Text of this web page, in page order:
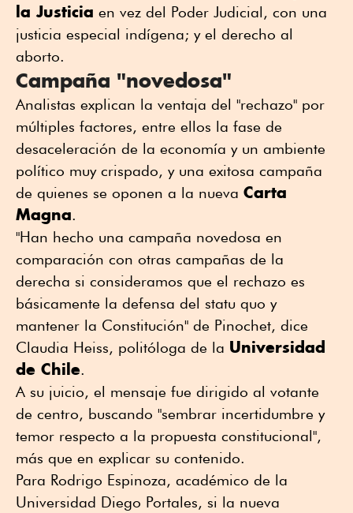
la Justicia en vez del Poder Judicial, con una
justicia especial indígena; y el derecho al
aborto.
Campaña "novedosa"
Analistas explican la ventaja del "rechazo" por
múltiples factores, entre ellos la fase de
desaceleración de la economía y un ambiente
político muy crispado, y una exitosa campaña
de quienes se oponen a la nueva Carta
Magna.
"Han hecho una campaña novedosa en
comparación con otras campañas de la
derecha si consideramos que el rechazo es
básicamente la defensa del statu quo y
mantener la Constitución" de Pinochet, dice
Claudia Heiss, politóloga de la Universidad
de Chile.
A su juicio, el mensaje fue dirigido al votante
de centro, buscando "sembrar incertidumbre y
temor respecto a la propuesta constitucional",
más que en explicar su contenido.
Para Rodrigo Espinoza, académico de la
Universidad Diego Portales, si la nueva